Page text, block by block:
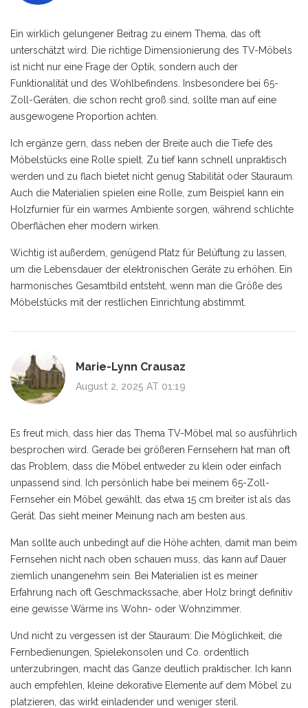
Ein wirklich gelungener Beitrag zu einem Thema, das oft
unterschätzt wird. Die richtige Dimensionierung des TV-Möbels
ist nicht nur eine Frage der Optik, sondern auch der
Funktionalität und des Wohlbefindens. Insbesondere bei 65-
Zoll-Geräten, die schon recht groß sind, sollte man auf eine
ausgewogene Proportion achten.
Ich ergänze gern, dass neben der Breite auch die Tiefe des
Möbelstücks eine Rolle spielt. Zu tief kann schnell unpraktisch
werden und zu flach bietet nicht genug Stabilität oder Stauraum.
Auch die Materialien spielen eine Rolle, zum Beispiel kann ein
Holzfurnier für ein warmes Ambiente sorgen, während schlichte
Oberflächen eher modern wirken.
Wichtig ist außerdem, genügend Platz für Belüftung zu lassen,
um die Lebensdauer der elektronischen Geräte zu erhöhen. Ein
harmonisches Gesamtbild entsteht, wenn man die Größe des
Möbelstücks mit der restlichen Einrichtung abstimmt.
Marie-Lynn Crausaz
August 2, 2025 AT 01:19
Es freut mich, dass hier das Thema TV-Möbel mal so ausführlich
besprochen wird. Gerade bei größeren Fernsehern hat man oft
das Problem, dass die Möbel entweder zu klein oder einfach
unpassend sind. Ich persönlich habe bei meinem 65-Zoll-
Fernseher ein Möbel gewählt, das etwa 15 cm breiter ist als das
Gerät. Das sieht meiner Meinung nach am besten aus.
Man sollte auch unbedingt auf die Höhe achten, damit man beim
Fernsehen nicht nach oben schauen muss, das kann auf Dauer
ziemlich unangenehm sein. Bei Materialien ist es meiner
Erfahrung nach oft Geschmackssache, aber Holz bringt definitiv
eine gewisse Wärme ins Wohn- oder Wohnzimmer.
Und nicht zu vergessen ist der Stauraum: Die Möglichkeit, die
Fernbedienungen, Spielekonsolen und Co. ordentlich
unterzubringen, macht das Ganze deutlich praktischer. Ich kann
auch empfehlen, kleine dekorative Elemente auf dem Möbel zu
platzieren, das wirkt einladender und weniger steril.